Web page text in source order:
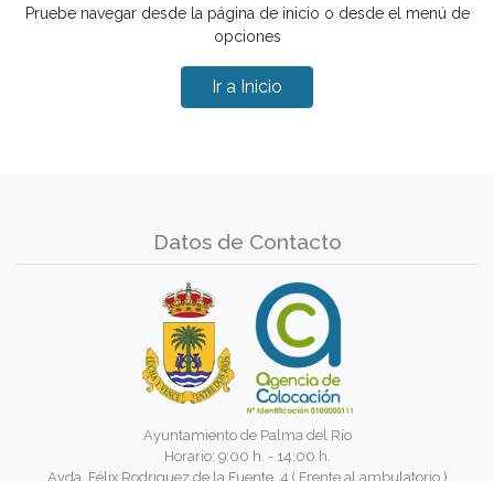
Pruebe navegar desde la página de inicio o desde el menú de
opciones
Ir a Inicio
Datos de Contacto
Ayuntamiento de Palma del Río
Horario: 9:00 h. - 14:00 h.
Avda. Félix Rodriguez de la Fuente, 4 ( Frente al ambulatorio )